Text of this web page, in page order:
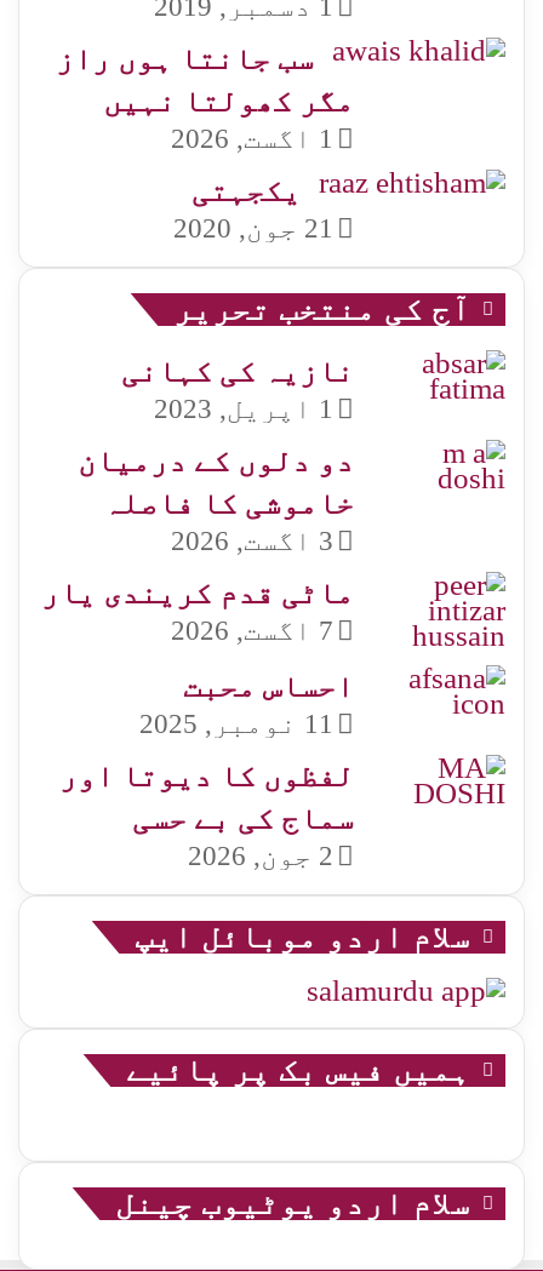
1 دسمبر, 2019
سب جانتا ہوں راز
مگر کھولتا نہیں
1 اگست, 2026
یکجہتی
21 جون, 2020
آج کی منتخب تحریر
نازیہ کی کہانی
1 اپریل, 2023
دو دلوں کے درمیان
خاموشی کا فاصلہ
3 اگست, 2026
ماٹی قدم کریندی یار
7 اگست, 2026
احساس محبت
11 نومبر, 2025
لفظوں کا دیوتا اور
سماج کی بے حسی
2 جون, 2026
سلام اردو موبائل ایپ
ہمیں فیس بک پر پائیے
سلام اردو یوٹیوب چینل